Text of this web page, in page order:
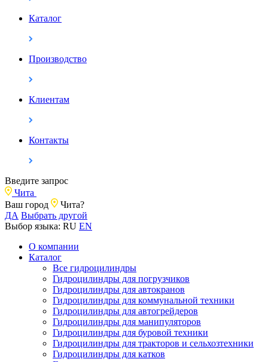
Каталог
Производство
Клиентам
Контакты
Введите запрос
Чита
Ваш город
Чита?
ДА Выбрать другой
Выбор языка: RU EN
О компании
Каталог
Все гидроцилиндры
Гидроцилиндры для погрузчиков
Гидроцилиндры для автокранов
Гидроцилиндры для коммунальной техники
Гидроцилиндры для автогрейдеров
Гидроцилиндры для манипуляторов
Гидроцилиндры для буровой техники
Гидроцилиндры для тракторов и сельхозтехники
Гидроцилиндры для катков